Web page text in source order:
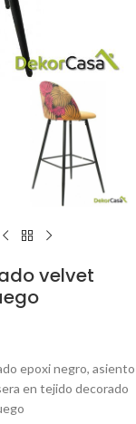
velvet
epoxi negro, asiento
en tejido decorado